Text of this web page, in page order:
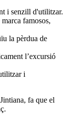
i senzill d'utilitzar.
famosos,
la pèrdua de
l’excursió
i
fa que el